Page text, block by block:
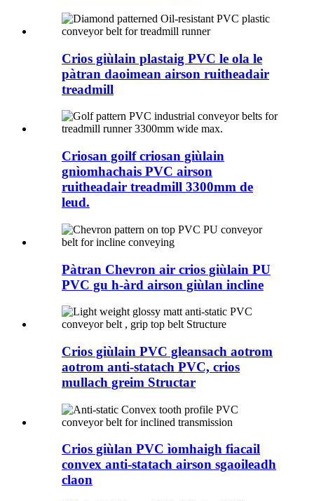
Crios giùlain plastaig PVC le ola le
pàtran daoimean airson ruitheadair
treadmill
Criosan goilf criosan giùlain
gnìomhachais PVC airson
ruitheadair treadmill 3300mm de
leud.
Pàtran Chevron air crios giùlain PU
PVC gu h-àrd airson giùlan incline
Crios giùlain PVC gleansach aotrom
aotrom anti-statach PVC, crios
mullach greim Structar
Crios giùlan PVC ìomhaigh fiacail
convex anti-statach airson sgaoileadh
claon